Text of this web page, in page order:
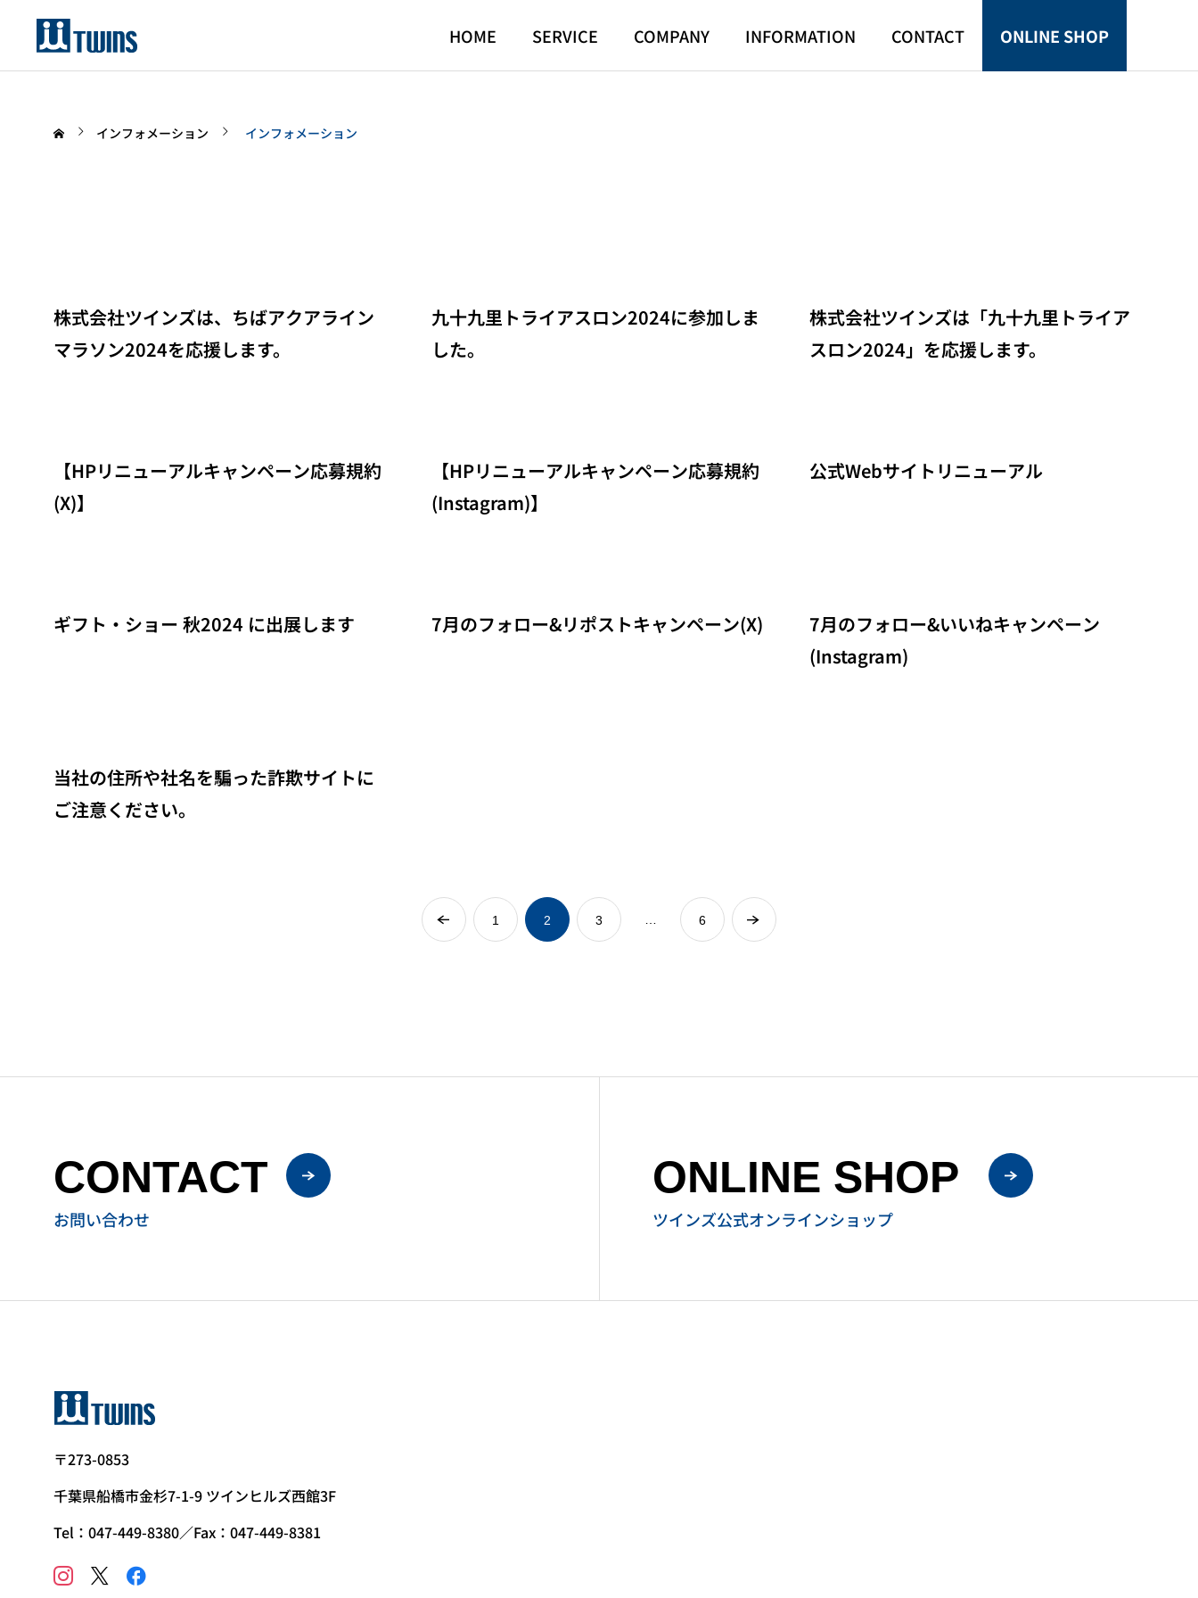
HOME SERVICE COMPANY INFORMATION CONTACT ONLINE SHOP
インフォメーション インフォメーション
株式会社ツインズは、ちばアクアライン
マラソン2024を応援します。
九十九里トライアスロン2024に参加しま
した。
株式会社ツインズは「九十九里トライア
スロン2024」を応援します。
【HPリニューアルキャンペーン応募規約
(X)】
【HPリニューアルキャンペーン応募規約
(Instagram)】
公式Webサイトリニューアル
ギフト・ショー 秋2024 に出展します 7月のフォロー&リポストキャンペーン(X)
7月のフォロー&いいねキャンペーン
(Instagram)
当社の住所や社名を騙った詐欺サイトに
ご注意ください。
1 2 3 6
CONTACT
お問い合わせ
ONLINE SHOP
ツインズ公式オンラインショップ
〒273-0853
千葉県船橋市金杉7-1-9 ツインヒルズ西館3F
Tel：047-449-8380／Fax：047-449-8381